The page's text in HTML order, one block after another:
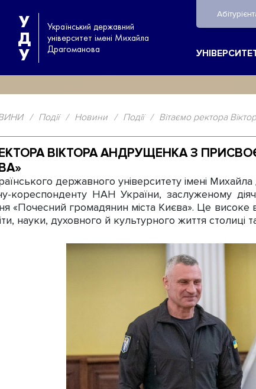
У
Д
У
Український державний
університет імені Михайла
Драгоманова
/ Події / Новини / Події / Вітаємо ректора
ВІКТОРА АНДРУЩЕНКА З
державного університету імені
кореспонденту НАН України, заслуженому
«Почесний громадянин міста Києва». Це високе
науки, духовного й культурного життя столиці